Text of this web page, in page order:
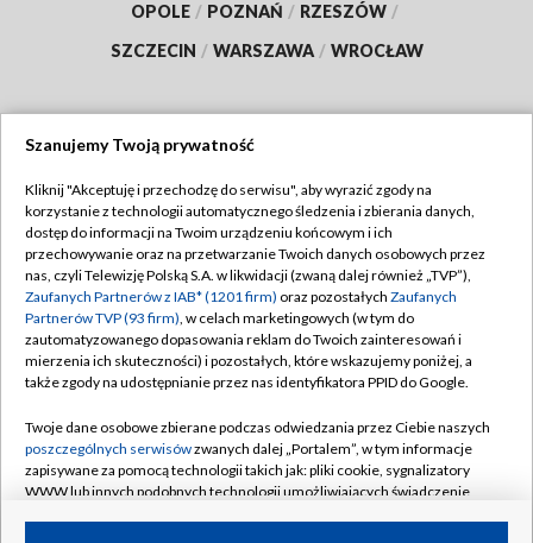
OPOLE / POZNAŃ / RZESZÓW /
SZCZECIN / WARSZAWA / WROCŁAW
TVP
Abonament TVP
Emisja w TVP
Centrum informacji TVP
Naziemna Telewizja Cyfrowa
Rada Programowa
System NOS
Informacje o nadawcy
Regulamin TVP
Polityka prywatności
Moje zgody
Pomoc
Kontakt
Kanały
Szanujemy Twoją prywatność
Kliknij "Akceptuję i przechodzę do serwisu", aby wyrazić zgody na
korzystanie z technologii automatycznego śledzenia i zbierania danych,
dostęp do informacji na Twoim urządzeniu końcowym i ich
przechowywanie oraz na przetwarzanie Twoich danych osobowych przez
nas, czyli Telewizję Polską S.A. w likwidacji (zwaną dalej również „TVP”),
Zaufanych Partnerów z IAB* (1201 firm) oraz pozostałych Zaufanych
Partnerów TVP (93 firm), w celach marketingowych (w tym do
zautomatyzowanego dopasowania reklam do Twoich zainteresowań i
mierzenia ich skuteczności) i pozostałych, które wskazujemy poniżej, a
także zgody na udostępnianie przez nas identyfikatora PPID do Google.
Twoje dane osobowe zbierane podczas odwiedzania przez Ciebie naszych
poszczególnych serwisówzwanych dalej „Portalem”, w tym informacje
zapisywane za pomocą technologii takich jak: pliki cookie, sygnalizatory
WWW lub innych podobnych technologii umożliwiających świadczenie